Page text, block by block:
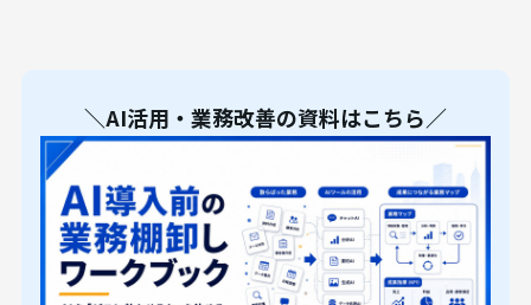
＼AI活用・業務改善の資料はこちら／